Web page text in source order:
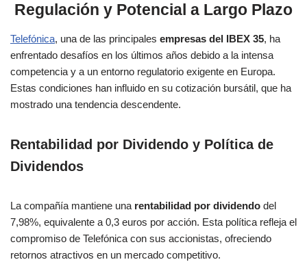
Regulación y Potencial a Largo Plazo
Telefónica, una de las principales empresas del IBEX 35, ha
enfrentado desafíos en los últimos años debido a la intensa
competencia y a un entorno regulatorio exigente en Europa.
Estas condiciones han influido en su cotización bursátil, que ha
mostrado una tendencia descendente.
Rentabilidad por Dividendo y Política de
Dividendos
La compañía mantiene una rentabilidad por dividendo del
7,98%, equivalente a 0,3 euros por acción. Esta política refleja el
compromiso de Telefónica con sus accionistas, ofreciendo
retornos atractivos en un mercado competitivo.